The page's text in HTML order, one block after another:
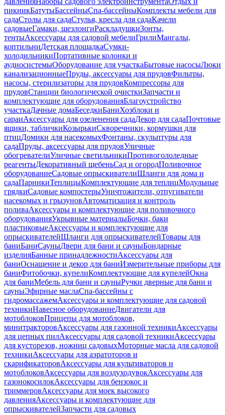
пикникБатутыБассейныСпа-бассейныКомплекты мебели для
садаСтолы для садаСтулья, кресла для садаКачели
садовыеГамаки, шезлонгиРаскладушкиЗонты,
тентыАксессуары для садовой мебелиГрилиМангалы,
коптильниДетская площадкаСумки-
холодильникиПортативные колонки и
аудиосистемыОборудование для участкаБытовые насосыЛюки
канализационныеПруды, аксессуары для прудовФильтры,
насосы, стерилизаторы для прудовКомпрессоры для
прудовСтанции биологической очисткиЗапчасти и
комплектующие для оборудованияБлагоустройство
участкаДачные домаБеседкиБаниХозблоки и
сараиАксессуары для озеленения садаДекор для садаПочтовые
ящики, табличкиКозырькиСкворечники, кормушки для
птицДомики для насекомыхФонтаны, скульптуры для
садаПруды, аксессуары для прудовУличные
обогревателиУличные светильникиПротивогололедные
реагентыДекоративный щебеньСад и огородПоливочное
оборудованиеСадовые опрыскивателиШланги для дома и
садаПарникиТеплицыКомплектующие для теплицМодульные
грядкиСадовые компостерыУничтожители, отпугиватели
насекомых и грызуновАвтоматизация и контроль
поливаАксессуары и комплектующие для поливочного
оборудованияУкрывные материалыБочки, баки
пластиковыеАксессуары и комплектующие для
опрыскивателейШланги для опрыскивателейТовары для
баниБаниСауныДвери для бани и сауныБондарные
изделияБанные принадлежностиАксессуары для
баниОснащение и декор для баниИзмерительные приборы для
баниФитобочки, купелиКомплектующие для купелейОкна
для баниМебель для бани и сауныРучки дверные для бани и
сауныЭфирные маслаСпа-бассейны с
гидромассажемАксессуары и комплектующие для садовой
техникиНавесное оборудованиеДвигатели для
мотоблоковПрицепы для мотоблоков,
минитракторовАксессуары для газонной техникиАксессуары
для цепных пилАксессуары для садовой техникиАксессуары
для кусторезов, ножниц садовыхМоторные масла для садовой
техникиАксессуары для аэратоторов и
скарификаторовАксессуары для культиваторов и
мотоблоковАксессуары для воздуходувокАксессуары для
газонокосилокАксессуары для бензокос и
триммеровАксессуары для моек высокого
давленияАксессуары и комплектующие для
опрыскивателейЗапчасти для садовых